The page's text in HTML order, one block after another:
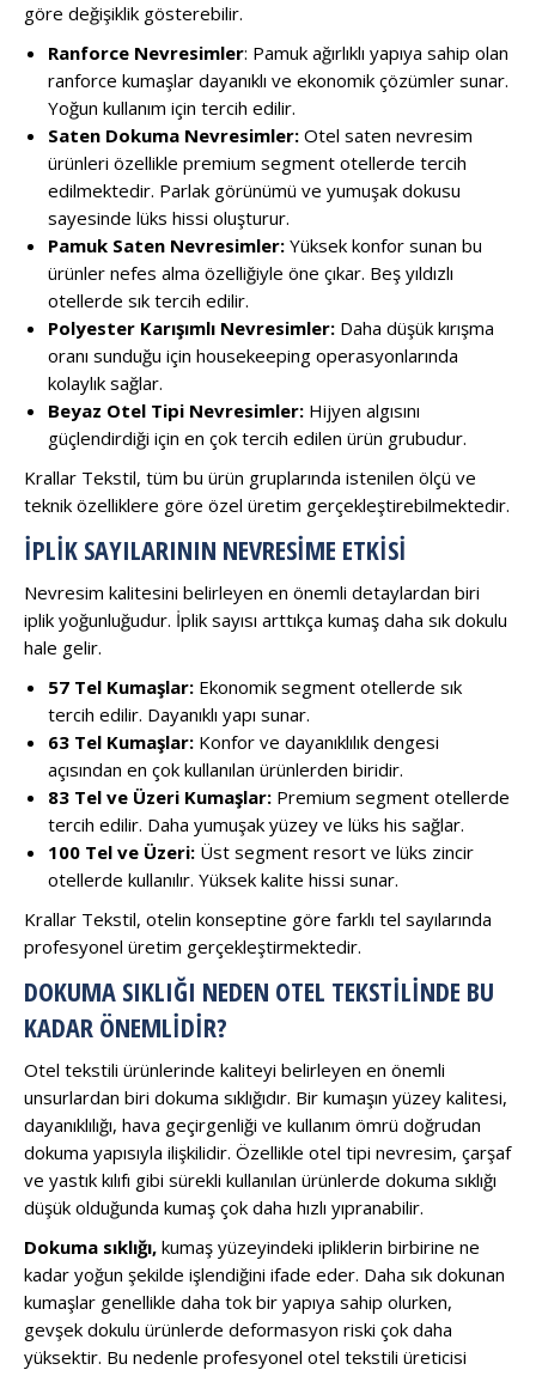
göre değişiklik gösterebilir.
Ranforce Nevresimler: Pamuk ağırlıklı yapıya sahip olan
ranforce kumaşlar dayanıklı ve ekonomik çözümler sunar.
Yoğun kullanım için tercih edilir.
Saten Dokuma Nevresimler: Otel saten nevresim
ürünleri özellikle premium segment otellerde tercih
edilmektedir. Parlak görünümü ve yumuşak dokusu
sayesinde lüks hissi oluşturur.
Pamuk Saten Nevresimler: Yüksek konfor sunan bu
ürünler nefes alma özelliğiyle öne çıkar. Beş yıldızlı
otellerde sık tercih edilir.
Polyester Karışımlı Nevresimler: Daha düşük kırışma
oranı sunduğu için housekeeping operasyonlarında
kolaylık sağlar.
Beyaz Otel Tipi Nevresimler: Hijyen algısını
güçlendirdiği için en çok tercih edilen ürün grubudur.
Krallar Tekstil, tüm bu ürün gruplarında istenilen ölçü ve
teknik özelliklere göre özel üretim gerçekleştirebilmektedir.
İPLIK SAYILARININ NEVRESIME ETKISI
Nevresim kalitesini belirleyen en önemli detaylardan biri
iplik yoğunluğudur. İplik sayısı arttıkça kumaş daha sık dokulu
hale gelir.
57 Tel Kumaşlar: Ekonomik segment otellerde sık
tercih edilir. Dayanıklı yapı sunar.
63 Tel Kumaşlar: Konfor ve dayanıklılık dengesi
açısından en çok kullanılan ürünlerden biridir.
83 Tel ve Üzeri Kumaşlar: Premium segment otellerde
tercih edilir. Daha yumuşak yüzey ve lüks his sağlar.
100 Tel ve Üzeri: Üst segment resort ve lüks zincir
otellerde kullanılır. Yüksek kalite hissi sunar.
Krallar Tekstil, otelin konseptine göre farklı tel sayılarında
profesyonel üretim gerçekleştirmektedir.
DOKUMA SIKLIĞI NEDEN OTEL TEKSTILINDE BU
KADAR ÖNEMLIDIR?
Otel tekstili ürünlerinde kaliteyi belirleyen en önemli
unsurlardan biri dokuma sıklığıdır. Bir kumaşın yüzey kalitesi,
dayanıklılığı, hava geçirgenliği ve kullanım ömrü doğrudan
dokuma yapısıyla ilişkilidir. Özellikle otel tipi nevresim, çarşaf
ve yastık kılıfı gibi sürekli kullanılan ürünlerde dokuma sıklığı
düşük olduğunda kumaş çok daha hızlı yıpranabilir.
Dokuma sıklığı, kumaş yüzeyindeki ipliklerin birbirine ne
kadar yoğun şekilde işlendiğini ifade eder. Daha sık dokunan
kumaşlar genellikle daha tok bir yapıya sahip olurken,
gevşek dokulu ürünlerde deformasyon riski çok daha
yüksektir. Bu nedenle profesyonel otel tekstili üreticisi